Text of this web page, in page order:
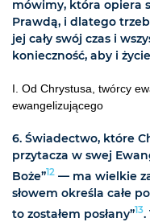
mówimy, która opiera
Prawdą, i dlatego
jej cały swój czas i
konieczność, aby i
I. Od Chrystusa, twórcy
ewangelizującego
6. Świadectwo, które
przytacza w swej
Boże”12 — ma wielkie
słowem określa całe
to zostałem posłany”13.